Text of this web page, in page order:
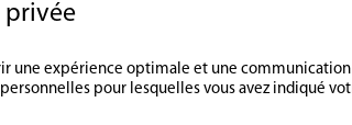
privée
une expérience optimale et une
pour lesquelles vous avez indiqué